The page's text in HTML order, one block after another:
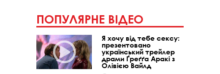
ПОПУЛЯРНЕ ВІДЕО
Я хочу від тебе сексу:
презентовано
український трейлер
драми Ґреґґа Аракі з
Олівією Вайлд